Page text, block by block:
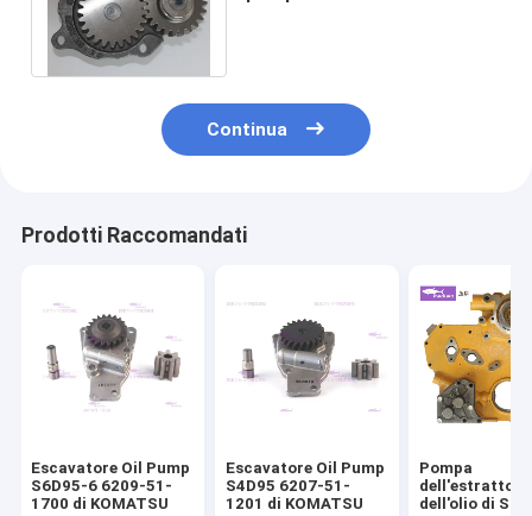
Continua
Prodotti Raccomandati
Escavatore Oil Pump
S6D95-6 6209-51-
1700 di KOMATSU
Escavatore Oil Pump
S4D95 6207-51-
1201 di KOMATSU
Pompa
dell'estrattore
dell'olio di